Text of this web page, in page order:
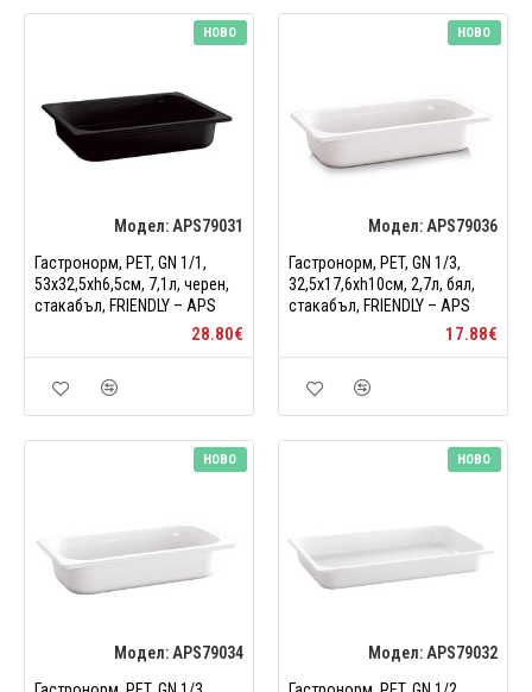
НОВО
Модел: APS79031
Гастронорм, PET, GN 1/1,
53x32,5xh6,5см, 7,1л, черен,
стакабъл, FRIENDLY – APS
28.80€
НОВО
Модел: APS79036
Гастронорм, PET, GN 1/3,
32,5x17,6xh10см, 2,7л, бял,
стакабъл, FRIENDLY – APS
17.88€
НОВО
Модел: APS79034
НОВО
Модел: APS79032